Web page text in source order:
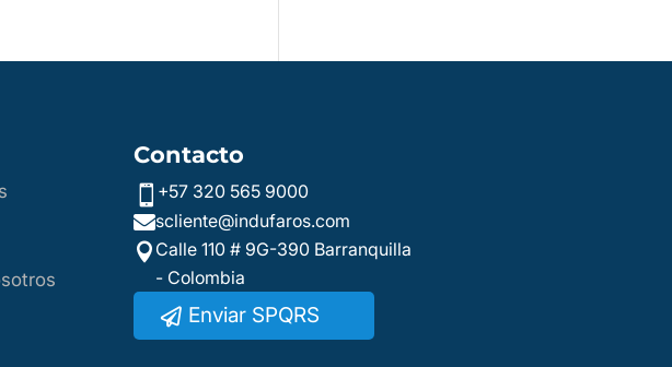
Contacto
 +57 320 565 9000
scliente@indufaros.com
 Calle 110 # 9G-390 Barranquilla
- Colombia
Enviar SPQRS